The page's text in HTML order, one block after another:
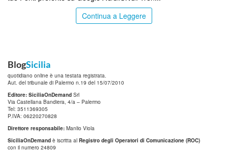
Continua a Leggere
BlogSicilia
quotidiano online è una testata registrata.
Aut. del tribunale di Palermo n.19 del 15/07/2010
Editore: SiciliaOnDemand Srl
Via Castellana Bandiera, 4/a – Palermo
Tel: 3511369305
P.IVA: 06220270828
Direttore responsabile: Manlio Viola
SiciliaOnDemand è iscritta al Registro degli Operatori di Comunicazione (ROC)
con il numero 24809